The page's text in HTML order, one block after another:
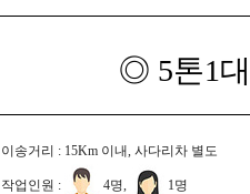
◎ 5톤1
이송거리 : 15Km 이내, 사다리차 별도
작업인원 : 4명, 1명